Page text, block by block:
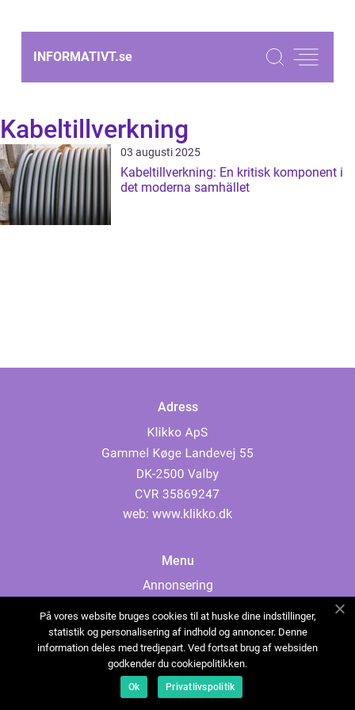
INFORMATIVT.se
Kabeltillverkning
03 augusti 2025
Kabeltillverkning: En kritisk komponent i
det moderna samhället
Adress
web: www.klikko.dk
Menu
Annonsering
Cookies
Kontakta oss
Sitemap
På vores website bruges cookies til at huske dine indstillinger,
statistik og personalisering af indhold og annoncer. Denne
information deles med tredjepart. Ved fortsat brug af websiden
godkender du cookiepolitikken.
Ok Privatlivspolitik